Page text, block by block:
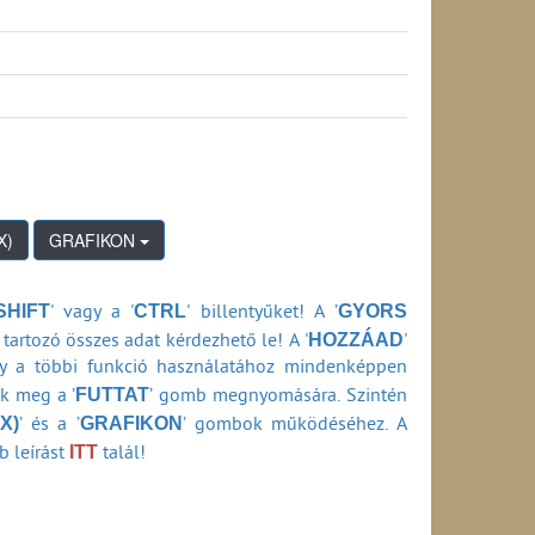
2007)
2009)
kapcsolatos kifogás) (2002-2009)
feltételekkel kapcsolatos minőségi kifogás)
(2002-2009)
(2002-2009)
2001)
2020)
GRAFIKON
' vagy a 'CTRL' billentyűket! A ’GYORS
összes adat kérdezhető le! A 'HOZZÁAD'
a többi funkció használatához mindenképpen
meg a ’FUTTAT’ gomb megnyomására. Szintén
’ és a ’GRAFIKON’ gombok működéséhez. A
leírást ITT talál!